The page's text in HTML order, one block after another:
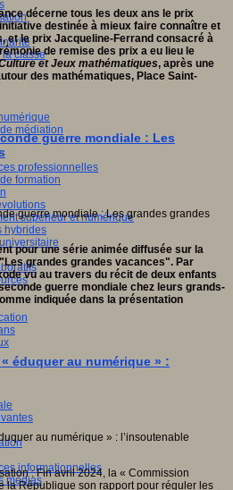
la classe
médiation
professionnelles
formation
supérieur et numérique
hybrides
informationnelles
médias
décerne tous les deux ans le prix
destinée à mieux faire connaître et
et le prix Jacqueline-Ferrand consacré à
de remise des prix a eu lieu le
et Jeux mathématiques, après une
des mathématiques, Place Saint-
guerre mondiale : Les
pour une série animée diffusée sur la
grandes grandes vacances". Par
vu au travers du récit de deux enfants
guerre mondiale chez leurs grands-
indiquée dans la présentation
éduquer au numérique » :
: Fin avril 2024, la « Commission
la République son rapport pour réguler les